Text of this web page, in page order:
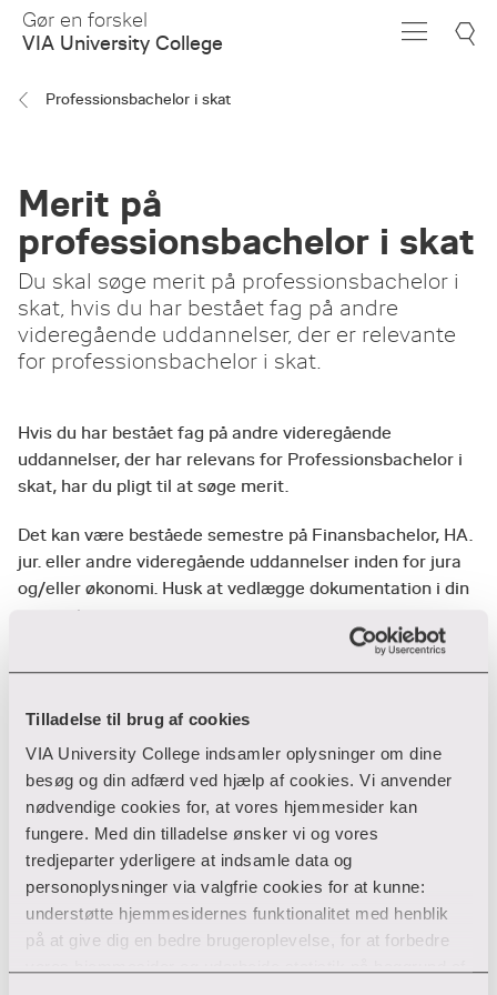
Tilladelse til brug af cookies
VIA University College indsamler oplysninger om dine
besøg og din adfærd ved hjælp af cookies. Vi anvender
nødvendige cookies for, at vores hjemmesider kan
fungere. Med din tilladelse ønsker vi og vores
tredjeparter yderligere at indsamle data og
personoplysninger via valgfrie cookies for at kunne:
understøtte hjemmesidernes funktionalitet med henblik
på at give dig en bedre brugeroplevelse, for at forbedre
Skip
Main
Gør en forskel
VIA University College
Professionsbachelor i skat
Merit på
professionsbachelor i skat
Du skal søge merit på professionsbachelor i
skat, hvis du har bestået fag på andre
videregående uddannelser, der er relevante
for professionsbachelor i skat.
Hvis du har bestået fag på andre videregående
uddannelser, der har relevans for Professionsbachelor i
skat, har du pligt til at søge merit.
Det kan være beståede semestre på Finansbachelor, HA.
jur. eller andre videregående uddannelser inden for jura
og/eller økonomi. Husk at vedlægge dokumentation i din
ansøgning.
Vi vurderer først om du kan få merit efter, du er optaget,
er altid en individuel konkret vurdering om du kan tildeles
merit.
Kontakt
Hvis du har spørgsmål om merit er du velkommen til at
kontakte en studievejleder.
Kontakt studievejleder